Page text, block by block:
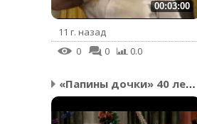
00:03:00
11 г. назад
0
0 0.0
«Папины дочки» 40 лет с...